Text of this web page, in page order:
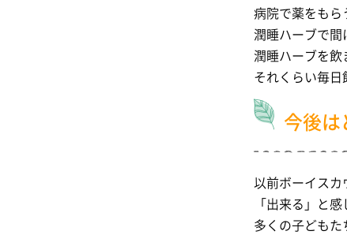
病院で薬をもら
潤睡ハーブで間
潤睡ハーブを飲
それくらい毎日
今後は
以前ボーイスカ
「出来る」と
多くの子どもた